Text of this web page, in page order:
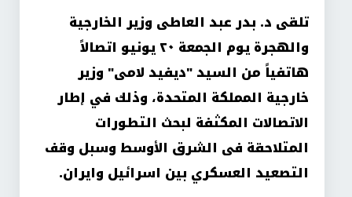
تلقى د. بدر عبد العاطى وزير الخارجية
والهجرة يوم الجمعة ٢٠ يونيو اتصالاً
هاتفياً من السيد "ديفيد لامى" وزير
خارجية المملكة المتحدة، وذلك في إطار
الاتصالات المكثفة لبحث التطورات
المتلاحقة فى الشرق الأوسط وسبل وقف
التصعيد العسكري بين اسرائيل وايران.